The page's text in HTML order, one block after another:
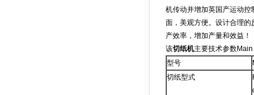
机传动并增加英国产运动
面，美观方便。设计合理
产效率，增加产量和效益！
该切纸机主要技术参数
型号
切纸型式